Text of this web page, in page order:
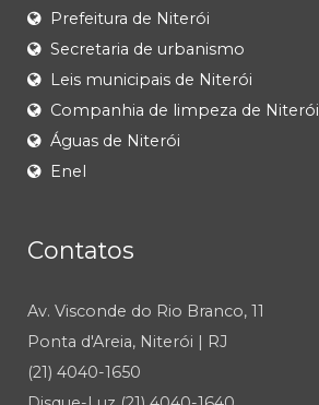
Prefeitura de Niterói
Secretaria de urbanismo
Leis municipais de Niterói
Companhia de limpeza de Niterói
Águas de Niterói
Enel
Contatos
Av. Visconde do Rio Branco, 11
Ponta d'Areia, Niterói | RJ
(21) 4040-1650